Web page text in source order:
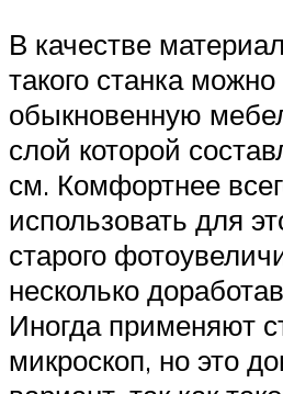
В качестве
такого станка
обыкновенную
слой которой
см. Комфортнее
использовать для
старого
несколько
Иногда применяют
микроскоп, но это